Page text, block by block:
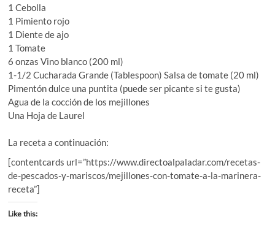
1 Cebolla
1 Pimiento rojo
1 Diente de ajo
1 Tomate
6 onzas Vino blanco (200 ml)
1-1/2 Cucharada Grande (Tablespoon) Salsa de tomate (20 ml)
Pimentón dulce una puntita (puede ser picante si te gusta)
Agua de la cocción de los mejillones
Una Hoja de Laurel
La receta a continuación:
[contentcards url=”https://www.directoalpaladar.com/recetas-
de-pescados-y-mariscos/mejillones-con-tomate-a-la-marinera-
receta”]
Like this: